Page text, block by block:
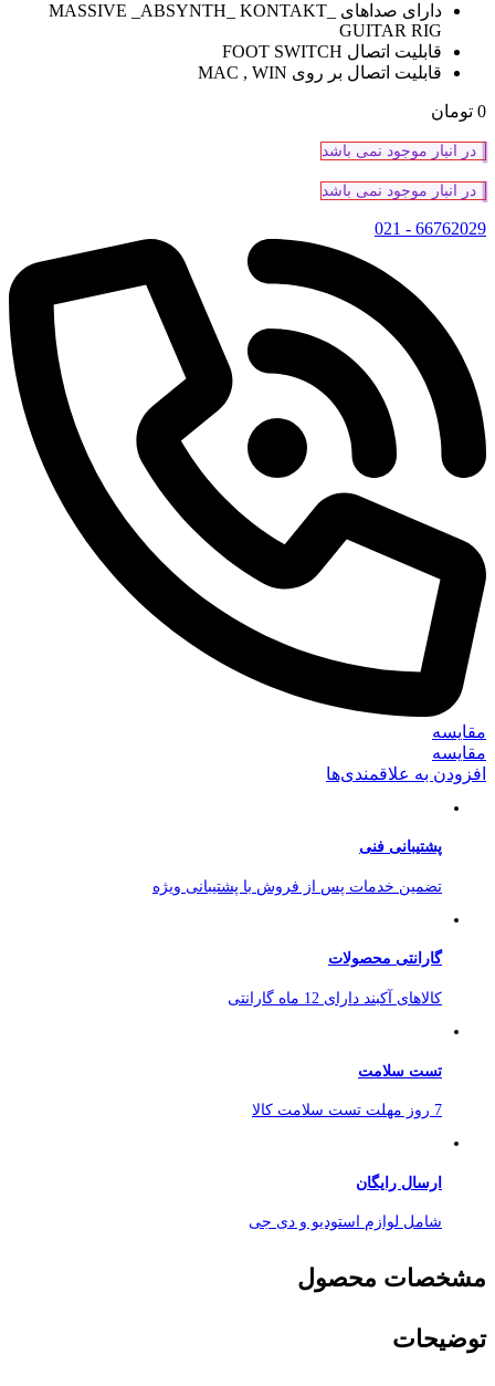
دارای صداهای MASSIVE _ABSYNTH_ KONTAKT_
GUITAR RIG
قابلیت اتصال FOOT SWITCH
قابلیت اتصال بر روی MAC , WIN
0 تومان
در انبار موجود نمی باشد
در انبار موجود نمی باشد
66762029 - 021
مقایسه
مقایسه
افزودن به علاقمندی‌ها
پشتیبانی فنی
تضمین خدمات پس از فروش با پشتیبانی ویژه
گارانتی محصولات
کالاهای آکبند دارای 12 ماه گارانتی
تست سلامت
7 روز مهلت تست سلامت کالا
ارسال رایگان
شامل لوازم استودیو و دی جی
مشخصات محصول
توضیحات